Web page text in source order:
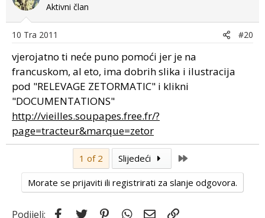
Aktivni član
10 Tra 2011 #20
vjerojatno ti neće puno pomoći jer je na
francuskom, al eto, ima dobrih slika i ilustracija
pod "RELEVAGE ZETORMATIC" i klikni
"DOCUMENTATIONS"
http://vieilles.soupapes.free.fr/?
page=tracteur&marque=zetor
1 of 2 Slijedeći
Morate se prijaviti ili registrirati za slanje odgovora.
Podijeli: Facebook
Twitter PinterestWhatsApp
Email